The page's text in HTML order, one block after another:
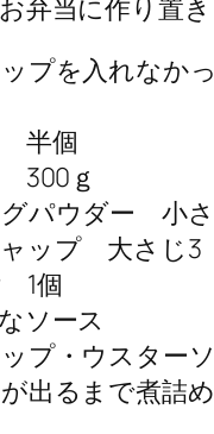
弁当に作り置
プを入れなか
半個
300ｇ
パウダー 小
ャップ 大さじ3
1個
ソース
プ・ウスター
出るまで煮詰